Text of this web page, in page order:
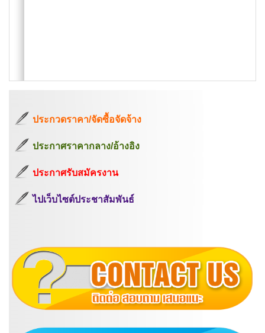
ประกวดราคา/จัดซื้อจัดจ้าง
ประกาศราคากลาง/อ้างอิง
ประกาศรับสมัครงาน
ไปเว็บไซต์ประชาสัมพันธ์